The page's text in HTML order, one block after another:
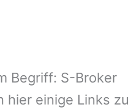
Begriff: S-Broker
hier einige Links zu